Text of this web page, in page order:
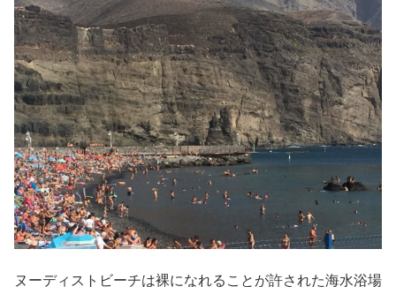
ヌーディストビーチは裸になれることが許された海水浴場